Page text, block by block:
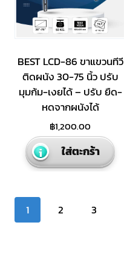
BEST LCD-86 ขาแขวนทีวี
ติดผนัง 30-75 นิ้ว ปรับ
มุมก้ม-เงยได้ – ปรับ ยืด-
หดจากผนังได้
฿1,200.00
ใส่ตะกร้า
Posts
1 2 3